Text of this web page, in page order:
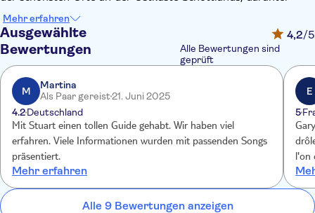
Loch Leven und das alte Dorf St. Andrews.
Nach der Abfahrt in Edinburgh überqueren Sie die berühmte
Forth Bridge und fahren in das alte „Königreich Fife“.
Unterwegs halten Sie in vielen Fischerdörfern, darunter
Anstruther und Pittenweem, bevor Sie die mittelalterliche
Stadt St. Andrews erreichen. Schlendern Sie durch das
Stadtzentrum und besuchen Sie die älteste Universität
Schottlands sowie den Golfplatz, auf dem schon viele berühmte
Sportler gespielt haben. Sie haben reichlich Zeit, die Stadt und
ihre atemberaubenden Strände zu erkunden, bevor es weiter
zur letzten Station des Tages geht: South Queensferry. Dieses
malerische Dorf ist der perfekte Ort, um Ihre Schottlandtour
ausklingen zu lassen!
Mehr erfahren
Ausgewählte
Bewertungen
4,2/5
Alle Bewertungen sind
geprüft
M
Martina
Als Paar gereist21. Juni 2025
4.2Deutschland
Mit Stuart einen tollen Guide gehabt. Wir haben viel
erfahren. Viele Informationen wurden mit passenden Songs
präsentiert.
Mehr erfahren
E
5
l'on
Alle 9 Bewertungen anzeigen